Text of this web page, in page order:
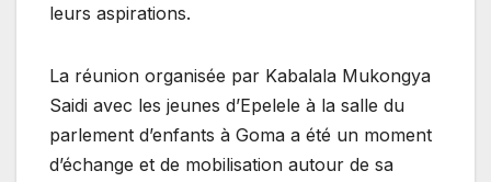
leurs aspirations.
La réunion organisée par Kabalala Mukongya
Saidi avec les jeunes d’Epelele à la salle du
parlement d’enfants à Goma a été un moment
d’échange et de mobilisation autour de sa